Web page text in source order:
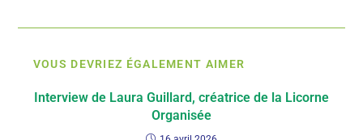
VOUS DEVRIEZ ÉGALEMENT AIMER
Interview de Laura Guillard, créatrice de la Licorne
Organisée